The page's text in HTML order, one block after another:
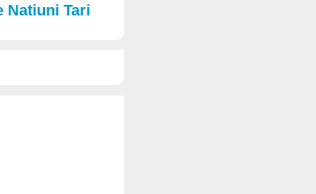
Natiuni Tari